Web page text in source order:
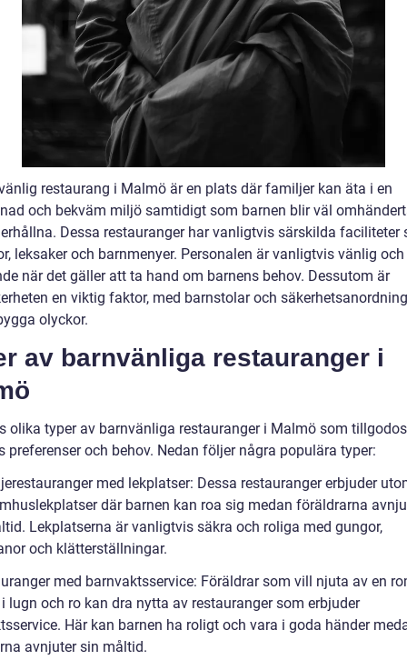
restaurang i Malmö är en plats där familjer kan äta i en
och bekväm miljö samtidigt som barnen blir väl
Dessa restauranger har vanligtvis särskilda faciliteter
leksaker och barnmenyer. Personalen är vanligtvis vänlig och
när det gäller att ta hand om barnens behov. Dessutom är
en viktig faktor, med barnstolar och
olyckor.
av barnvänliga restauranger i
olika typer av barnvänliga restauranger i Malmö som
preferenser och behov. Nedan följer några populära typer:
med lekplatser: Dessa restauranger erbjuder
där barnen kan roa sig medan föräldrarna
Lekplatserna är vanligtvis säkra och roliga med gungor,
och klätterställningar.
med barnvaktsservice: Föräldrar som vill njuta av en
lugn och ro kan dra nytta av restauranger som erbjuder
Här kan barnen ha roligt och vara i goda händer
avnjuter sin måltid.